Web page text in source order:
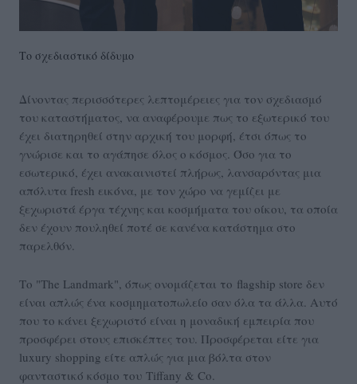
Το σχεδιαστικό δίδυμο
Δίνοντας περισσότερες λεπτομέρειες για τον σχεδιασμό
του καταστήματος, να αναφέρουμε πως το εξωτερικό του
έχει διατηρηθεί στην αρχική του μορφή, έτσι όπως το
γνώρισε και το αγάπησε όλος ο κόσμος. Όσο για το
εσωτερικό, έχει ανακαινιστεί πλήρως, λανσαρόντας μια
απόλυτα fresh εικόνα, με τον χώρο να γεμίζει με
ξεχωριστά έργα τέχνης και κοσμήματα του οίκου, τα οποία
δεν έχουν πουληθεί ποτέ σε κανένα κατάστημα στο
παρελθόν.
Το "The Landmark", όπως ονομάζεται το flagship store δεν
είναι απλώς ένα κοσμηματοπωλείο σαν όλα τα άλλα. Αυτό
που το κάνει ξεχωριστό είναι η μοναδική εμπειρία που
προσφέρει στους επισκέπτες του. Προσφέρεται είτε για
luxury shopping είτε απλώς για μια βόλτα στον
φανταστικό κόσμο του Tiffany & Co.